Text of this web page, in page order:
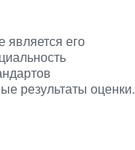
его
результаты оценки.